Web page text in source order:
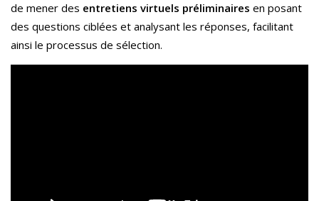
de mener des entretiens virtuels préliminaires en posant
des questions ciblées et analysant les réponses, facilitant
ainsi le processus de sélection.